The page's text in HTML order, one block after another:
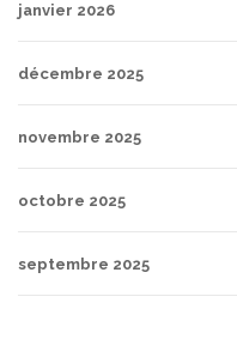
janvier 2026
décembre 2025
novembre 2025
octobre 2025
septembre 2025